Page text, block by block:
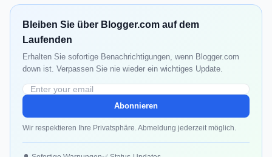
Bleiben Sie über Blogger.com auf dem
Laufenden
Erhalten Sie sofortige Benachrichtigungen, wenn Blogger.com
down ist. Verpassen Sie nie wieder ein wichtiges Update.
Abonnieren
Wir respektieren Ihre Privatsphäre. Abmeldung jederzeit möglich.